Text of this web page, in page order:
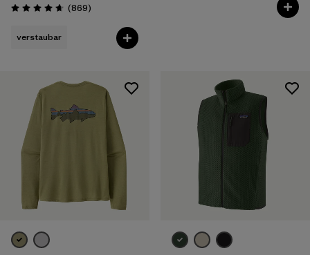
Bewertung: 4.7 / 5
(869Rezensionen
)
verstaubar